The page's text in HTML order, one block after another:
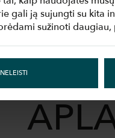
gali ją sujungti su kita
sužinoti daugiau,
NELEISTI